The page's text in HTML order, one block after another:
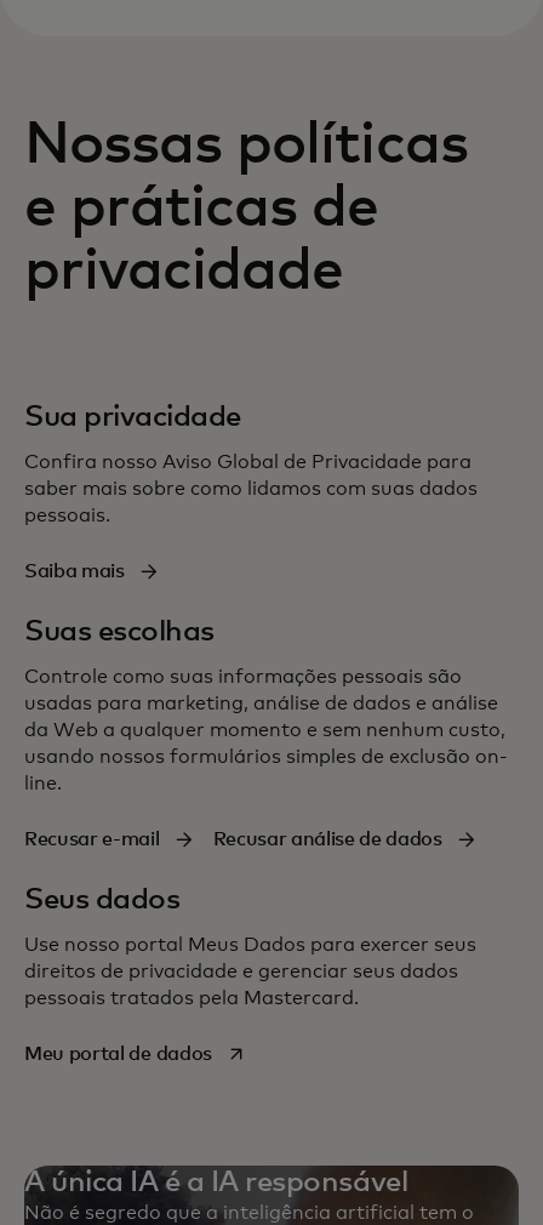
Nossas políticas
e práticas de
privacidade
Sua privacidade
Confira nosso Aviso Global de Privacidade para
saber mais sobre como lidamos com suas dados
pessoais.
Saiba mais
Suas escolhas
Controle como suas informações pessoais são
usadas para marketing, análise de dados e análise
da Web a qualquer momento e sem nenhum custo,
usando nossos formulários simples de exclusão on-
line.
Recusar e-mail Recusar análise de dados
Seus dados
Use nosso portal Meus Dados para exercer seus
direitos de privacidade e gerenciar seus dados
pessoais tratados pela Mastercard.
Meu portal de dadosabre em uma nova guia
A única IA é a IA responsável
Não é segredo que a inteligência artificial tem o